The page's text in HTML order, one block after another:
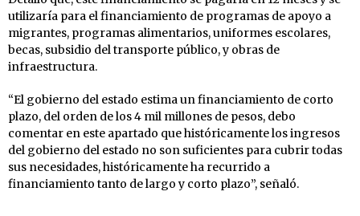
utilizaría para el financiamiento de programas de apoyo a
migrantes, programas alimentarios, uniformes escolares,
becas, subsidio del transporte público, y obras de
infraestructura.
“El gobierno del estado estima un financiamiento de corto
plazo, del orden de los 4 mil millones de pesos, debo
comentar en este apartado que históricamente los ingresos
del gobierno del estado no son suficientes para cubrir todas
sus necesidades, históricamente ha recurrido a
financiamiento tanto de largo y corto plazo”, señaló.